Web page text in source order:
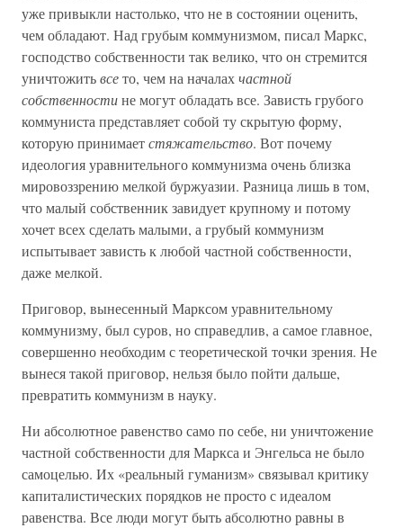
уже привыкли настолько, что не в состоянии оценить,
чем обладают. Над грубым коммунизмом, писал Маркс,
господство собственности так велико, что он стремится
уничтожитьвсето, чем на началахчастной
собственностине могут обладать все. Зависть грубого
коммуниста представляет собой ту скрытую форму,
которую принимаетстяжательство. Вот почему
идеология уравнительного коммунизма очень близка
мировоззрению мелкой буржуазии. Разница лишь в том,
что малый собственник завидует крупному и потому
хочет всех сделать малыми, а грубый коммунизм
испытывает зависть к любой частной собственности,
даже мелкой.
Приговор, вынесенный Марксом уравнительному
коммунизму, был суров, но справедлив, а самое главное,
совершенно необходим с теоретической точки зрения. Не
вынеся такой приговор, нельзя было пойти дальше,
превратить коммунизм в науку.
Ни абсолютное равенство само по себе, ни уничтожение
частной собственности для Маркса и Энгельса не было
самоцелью. Их «реальный гуманизм» связывал критику
капиталистических порядков не просто с идеалом
равенства. Все люди могут быть абсолютно равны в